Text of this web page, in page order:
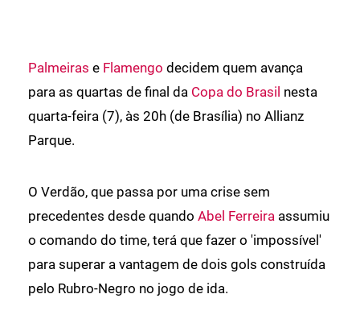
Palmeiras e Flamengo decidem quem avança
para as quartas de final da Copa do Brasil nesta
quarta-feira (7), às 20h (de Brasília) no Allianz
Parque.
O Verdão, que passa por uma crise sem
precedentes desde quando Abel Ferreira assumiu
o comando do time, terá que fazer o 'impossível'
para superar a vantagem de dois gols construída
pelo Rubro-Negro no jogo de ida.